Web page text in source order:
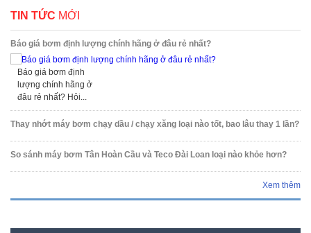
TIN TỨC MỚI
Báo giá bơm định lượng chính hãng ở đâu rẻ nhất?
Báo giá bơm định
lượng chính hãng ở
đâu rẻ nhất? Hỏi...
Thay nhớt máy bơm chạy dầu / chạy xăng loại nào tốt, bao lâu thay 1 lần?
So sánh máy bơm Tân Hoàn Cầu và Teco Đài Loan loại nào khỏe hơn?
Xem thêm